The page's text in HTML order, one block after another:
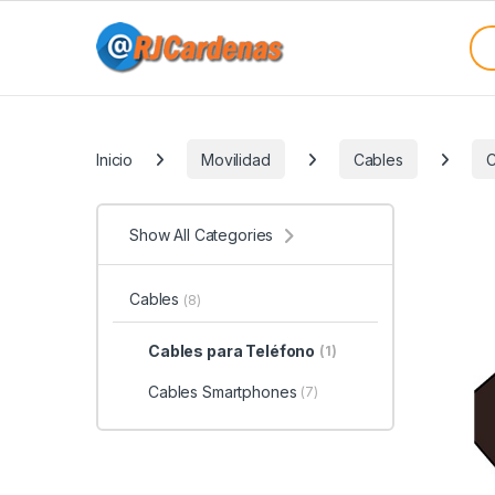
Inicio Movilidad Cables
Show All Categories
Cables (8)
Cables para Teléfono (1)
Cables Smartphones (7)